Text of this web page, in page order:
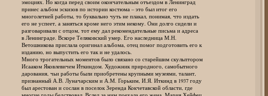
эмоциях. Но когда перед своим окончательным отъездом в Ленинград
принес альбом эскизов по истории костюма – это был итог его
многолетней работы, то буквально чуть не плакал, понимая, что издать
его не успеет, а заняться кроме него этим некому. Они долго сидели и
разговаривали с отцом, тот ему дал рекомендательные письма и адреса
в Ленинграде. Вскоре Теляковский умер. Его наследница М.Н.
Ветошникова прислала оригинал альбома, отец помог подготовить его к
изданию, но выпустить его так и не удалось.
Много трогательных моментов было связано со старейшим скульптором
Исааком Яковлевичем Иткиндом. Художник природного, самобытного
дарования, чьи работы были приобретены крупными музеями, талант,
признанный А.В. Луначарским и А.М. Горьким, И.Я. Иткинд в 1937 году
был арестован и сослан в поселок Зеренда Кокчетавской области, где